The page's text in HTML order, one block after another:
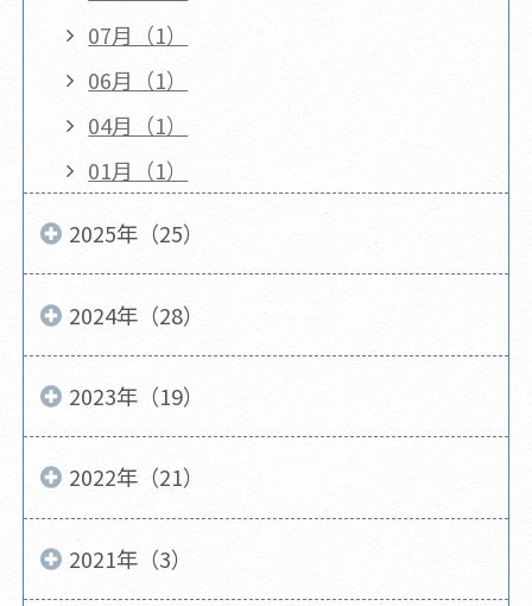
07月（1）
06月（1）
04月（1）
01月（1）
2025年（25）
2024年（28）
2023年（19）
2022年（21）
2021年（3）